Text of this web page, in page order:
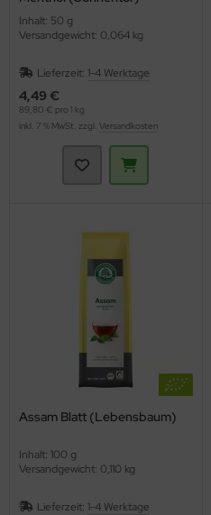
Inhalt: 50 g
Versandgewicht: 0,064 kg
Lieferzeit: 1-4 Werktage
4,49 €
89,80 € pro 1 kg
inkl. 7 % MwSt. zzgl. Versandkosten
Assam Blatt (Lebensbaum)
Inhalt: 100 g
Versandgewicht: 0,110 kg
Lieferzeit: 1-4 Werktage